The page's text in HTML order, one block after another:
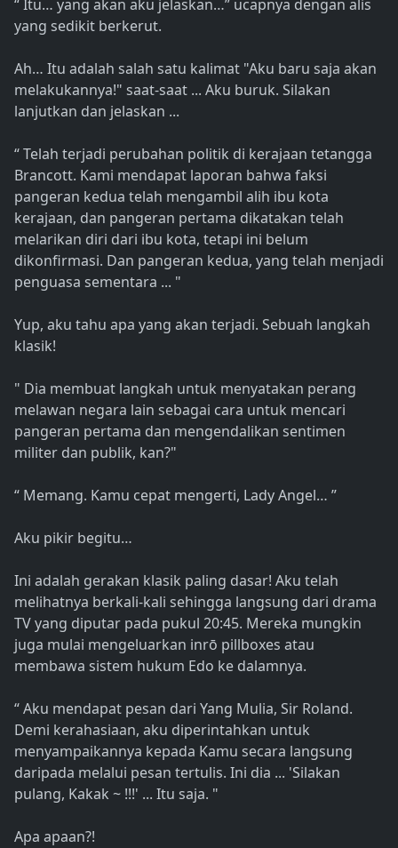
“ Itu… yang akan aku jelaskan…” ucapnya dengan alis
yang sedikit berkerut.
Ah… Itu adalah salah satu kalimat "Aku baru saja akan
melakukannya!" saat-saat ... Aku buruk. Silakan
lanjutkan dan jelaskan ...
“ Telah terjadi perubahan politik di kerajaan tetangga
Brancott. Kami mendapat laporan bahwa faksi
pangeran kedua telah mengambil alih ibu kota
kerajaan, dan pangeran pertama dikatakan telah
melarikan diri dari ibu kota, tetapi ini belum
dikonfirmasi. Dan pangeran kedua, yang telah menjadi
penguasa sementara ... "
Yup, aku tahu apa yang akan terjadi. Sebuah langkah
klasik!
" Dia membuat langkah untuk menyatakan perang
melawan negara lain sebagai cara untuk mencari
pangeran pertama dan mengendalikan sentimen
militer dan publik, kan?"
“ Memang. Kamu cepat mengerti, Lady Angel… ”
Aku pikir begitu…
Ini adalah gerakan klasik paling dasar! Aku telah
melihatnya berkali-kali sehingga langsung dari drama
TV yang diputar pada pukul 20:45. Mereka mungkin
juga mulai mengeluarkan inrō pillboxes atau
membawa sistem hukum Edo ke dalamnya.
“ Aku mendapat pesan dari Yang Mulia, Sir Roland.
Demi kerahasiaan, aku diperintahkan untuk
menyampaikannya kepada Kamu secara langsung
daripada melalui pesan tertulis. Ini dia ... 'Silakan
pulang, Kakak ~ !!!' ... Itu saja. "
Apa apaan?!